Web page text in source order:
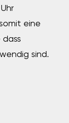
eine
sind.